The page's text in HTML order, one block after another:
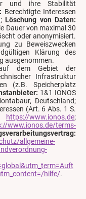
und ihre Stabilität
Berechtigte Interessen
Löschung von Daten:
Dauer von maximal 30
oder anonymisiert.
zu Beweiszwecken
Klärung des
ausgenommen.
dem Gebiet der
Infrastruktur
(z.B. Speicherplatz
1&1 IONOS
Deutschland;
(Art. 6 Abs. 1 S.
https://www.ionos.de;
www.ionos.de/terms-
allgemeine-
hilfe/.